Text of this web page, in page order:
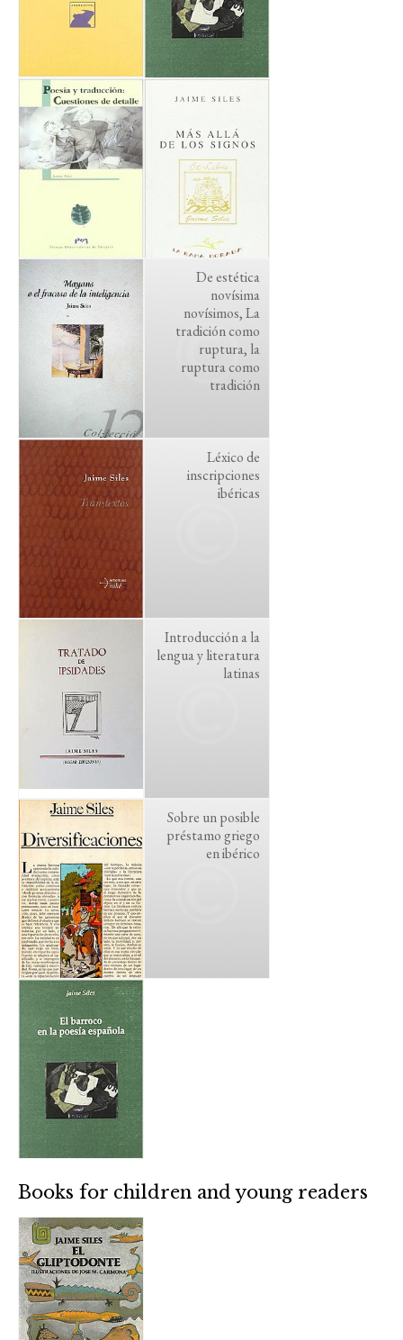
De estética
novísima
novísimos, La
tradición como
ruptura, la
ruptura como
tradición
Léxico de
inscripciones
ibéricas
Introducción a la
lengua y literatura
latinas
Sobre un posible
préstamo griego
en ibérico
Books for children and young readers